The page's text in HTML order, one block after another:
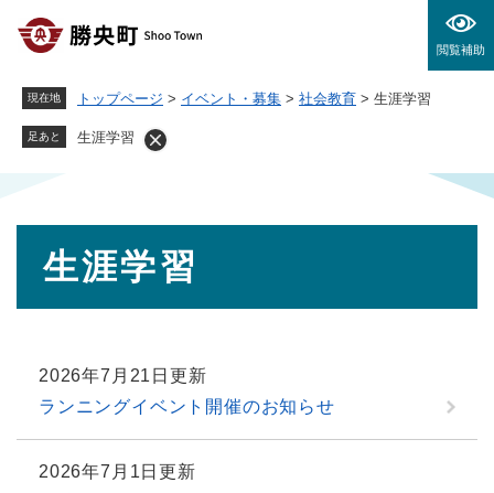
閲覧補助
現在地 トップページ > イベント・募集 > 社会教育 > 生涯学習
足あと 生涯学習
生涯学習
2026年7月21日更新
ランニングイベント開催のお知らせ
2026年7月1日更新